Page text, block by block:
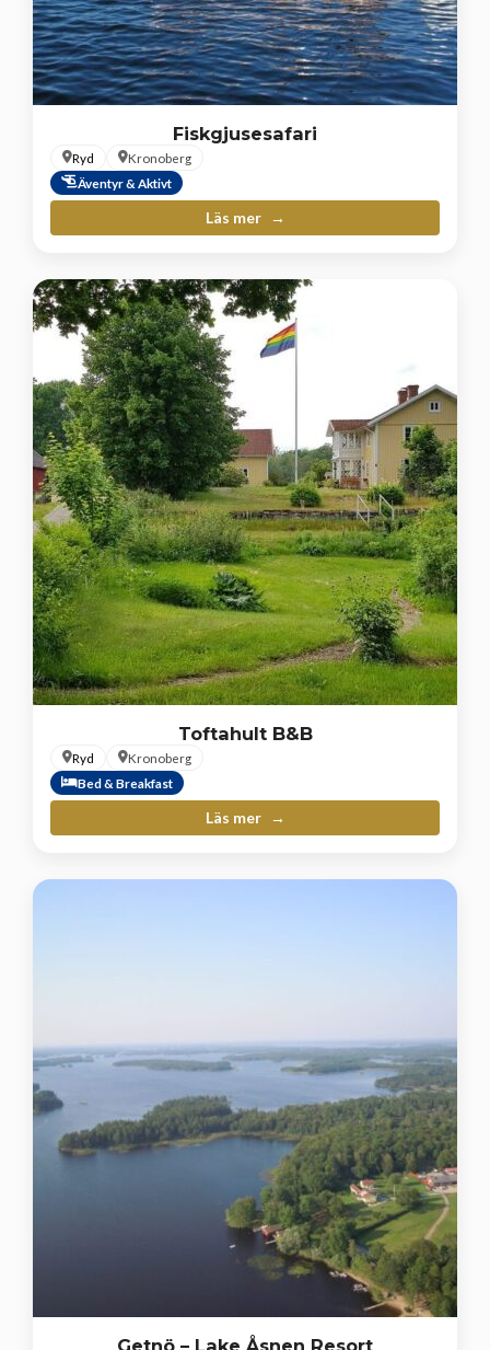
Fiskgjusesafari
Ryd
Kronoberg
Äventyr & Aktivt
Läs mer
Toftahult B&B
Ryd
Kronoberg
Bed & Breakfast
Läs mer
Getnö – Lake Åsnen Resort